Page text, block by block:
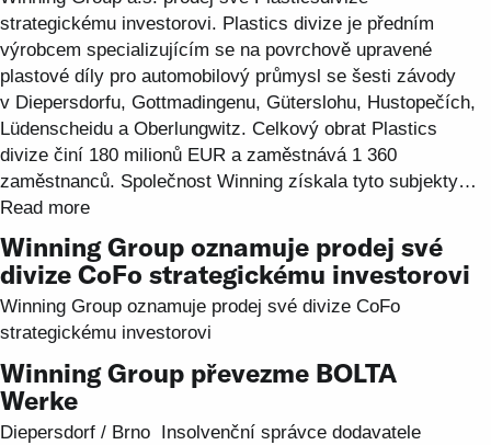
strategickému investorovi. Plastics divize je předním
výrobcem specializujícím se na povrchově upravené
plastové díly pro automobilový průmysl se šesti závody
v Diepersdorfu, Gottmadingenu, Güterslohu, Hustopečích,
Lüdenscheidu a Oberlungwitz. Celkový obrat Plastics
divize činí 180 milionů EUR a zaměstnává 1 360
zaměstnanců. Společnost Winning získala tyto subjekty…
Read more
Winning Group oznamuje prodej své
divize CoFo strategickému investorovi
Winning Group oznamuje prodej své divize CoFo
strategickému investorovi
Winning Group převezme BOLTA
Werke
Diepersdorf / Brno Insolvenční správce dodavatele